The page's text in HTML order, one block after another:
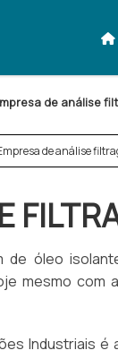
de análise
de análise
óleo
mesmo com
Industriais